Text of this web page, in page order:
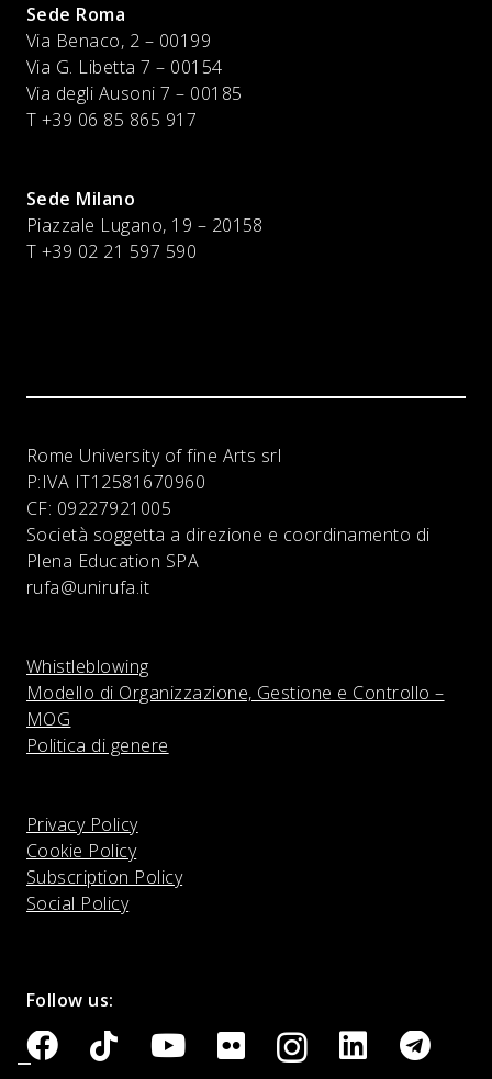
Sede Roma
Via Benaco, 2 – 00199
Via G. Libetta 7 – 00154
Via degli Ausoni 7 – 00185
T +39 06 85 865 917
Sede Milano
Piazzale Lugano, 19 – 20158
T +39 02 21 597 590
Rome University of fine Arts srl
P:IVA IT12581670960
CF: 09227921005
Società soggetta a direzione e coordinamento di
Plena Education SPA
rufa@unirufa.it
Whistleblowing
Modello di Organizzazione, Gestione e Controllo –
MOG
Politica di genere
Privacy Policy
Cookie Policy
Subscription Policy
Social Policy
Follow us: